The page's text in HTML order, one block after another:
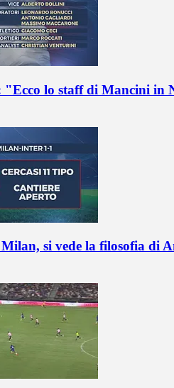
"Ecco lo staff di Mancini in
si vede la filosofia di